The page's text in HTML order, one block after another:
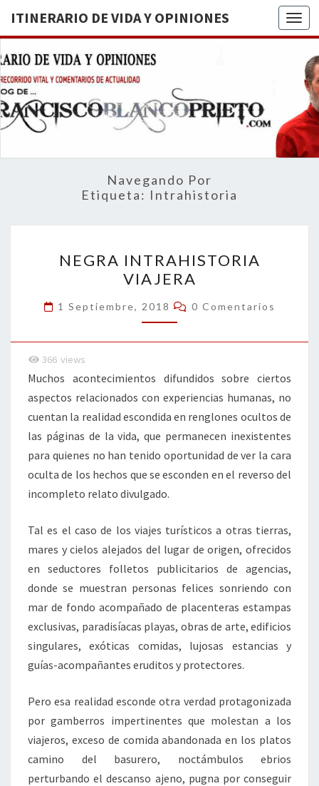
ITINERARIO DE VIDA Y OPINIONES
DE
BREVE
RECORRIDO
VITAL Y
ACTUALIDAD
Navegando Por
Etiqueta: Intrahistoria
INTRAHISTORIA
VIAJERA
NEGRA INTRAHISTORIA
VIAJERA
1 Septiembre, 2018 Comentarios
0 Comentarios
366 views
Muchos acontecimientos difundidos sobre ciertos
aspectos relacionados con experiencias humanas, no
cuentan la realidad escondida en renglones ocultos de
las páginas de la vida, que permanecen inexistentes
para quienes no han tenido oportunidad de ver la cara
oculta de los hechos que se esconden en el reverso del
incompleto relato divulgado.
Tal es el caso de los viajes turísticos a otras tierras,
mares y cielos alejados del lugar de origen, ofrecidos
en seductores folletos publicitarios de agencias,
donde se muestran personas felices sonriendo con
mar de fondo acompañado de placenteras estampas
exclusivas, paradisíacas playas, obras de arte, edificios
singulares, exóticas comidas, lujosas estancias y
guías-acompañantes eruditos y protectores.
Pero esa realidad esconde otra verdad protagonizada
por gamberros impertinentes que molestan a los
viajeros, exceso de comida abandonada en los platos
camino del basurero, noctámbulos ebrios
perturbando el descanso ajeno, pugna por conseguir